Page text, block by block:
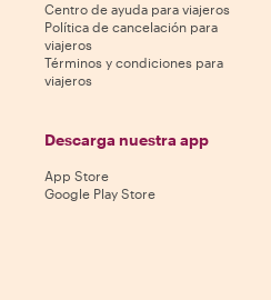
Centro de ayuda para viajeros
Política de cancelación para
viajeros
Términos y condiciones para
viajeros
Descarga nuestra app
App Store
Google Play Store